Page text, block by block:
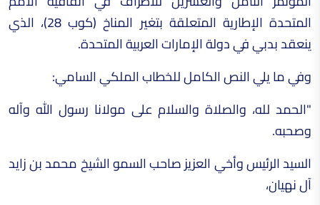
المتحدة الإطارية المتعلقة بتغير المناخ (كوب 28)، الذي
ينعقد بدبي في دولة الإمارات العربية المتحدة.
وفي ما يلي النص الكامل للخطاب الملكي السامي:
"الحمد لله، والصلاة والسلام على مولانا رسول الله وآله
وصحبه.
السيد الرئيس وأخي العزيز صاحب السمو الشيخ محمد بن زايد
آل نهيان،